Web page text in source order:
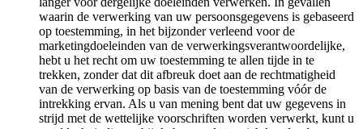
waarin de verwerking van uw persoonsgegevens is gebaseerd
op toestemming, in het bijzonder verleend voor de
marketingdoeleinden van de verwerkingsverantwoordelijke,
hebt u het recht om uw toestemming te allen tijde in te
trekken, zonder dat dit afbreuk doet aan de rechtmatigheid
van de verwerking op basis van de toestemming vóór de
intrekking ervan. Als u van mening bent dat uw gegevens in
strijd met de wettelijke voorschriften worden verwerkt, kunt u